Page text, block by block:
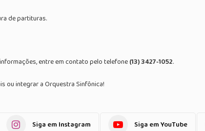
de partituras.
informações, entre em contato pelo telefone(13) 3427-1052.
ou integrar a Orquestra Sinfônica!
Siga em Instagram Siga em YouTube